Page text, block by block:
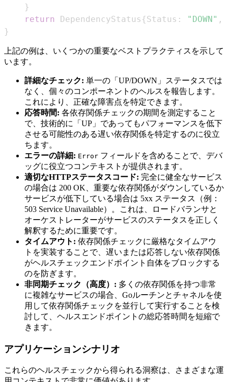
}
return
DependencyStatus {Status : "DOWN" ,
}
上記の例は、いくつかの重要なベストプラクティスを示して
います。
詳細なチェック: 単一の「UP/DOWN」ステータスでは
なく、個々のコンポーネントのヘルスを報告します。
これにより、正確な障害点を特定できます。
応答時間: 各依存関係チェックの期間を測定すること
で、技術的に「UP」であってもパフォーマンスを低下
させる可能性のある遅い依存関係を特定するのに役立
ちます。
エラーの詳細: Error フィールドを含めることで、デバ
ッグに役立つコンテキストが提供されます。
適切なHTTPステータスコード: 完全に健全なサービス
の場合は 200 OK、重要な依存関係がダウンしているか
サービスが低下している場合は 5xx ステータス（例：
503 Service Unavailable）。これは、ロードバランサと
オーケストレーターがサービスのステータスを正しく
解釈するために重要です。
タイムアウト: 依存関係チェックに厳格なタイムアウ
トを実装することで、遅いまたは応答しない依存関係
がヘルスチェックエンドポイント自体をブロックする
のを防ぎます。
非同期チェック（高度）: 多くの依存関係を持つ非常
に複雑なサービスの場合、Goルーチンとチャネルを使
用して依存関係チェックを並行して実行することを検
討して、ヘルスエンドポイントの総応答時間を短縮で
きます。
アプリケーションシナリオ
これらのヘルスチェックから得られる洞察は、さまざまな運